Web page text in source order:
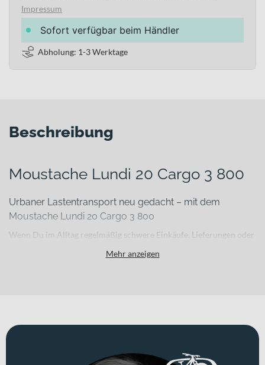
Impressum
Sofort verfügbar beim Händler
Abholung: 1-3 Werktage
Beschreibung
Moustache Lundi 20 Cargo 3 800
Urbaner Lastentransport neu gedacht – mit dem
Moustache Lundi 20 Cargo 3 800
Wenn Du im Alltag regelmäßig schwere Einkäufe, Lieferungen oder
Sicherheit und starke Unterstützung kombiniert. Das Moustache
Für welche Einsätze eignet sich dieses Bike?
Familienalltag – dieses E-Urbanbike ist auf zuverlässigen
Mehr anzeigen